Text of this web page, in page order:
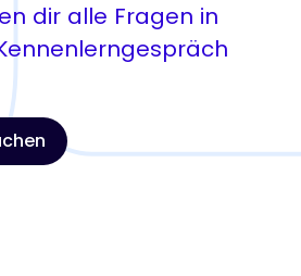
dir alle Fragen in